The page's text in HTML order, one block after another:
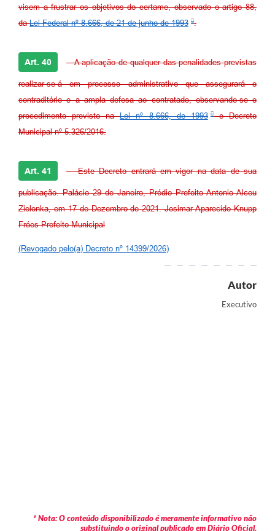
visem a frustrar os objetivos do certame, observado o artigo 88,
daLei Federal nº 8.666, de 21 de junho de 1993 .
Art. 40 - A aplicação de qualquer das penalidades previstas
realizar-se-á em processo administrativo que assegurará o
contraditório e a ampla defesa ao contratado, observando-se o
procedimento previsto naLei nº 8.666, de 1993 e Decreto
Municipal nº 5.326/2016.
Art. 41 - Este Decreto entrará em vigor na data de sua
publicação. Palácio 29 de Janeiro, Prédio Prefeito Antonio Alceu
Zielonka, em 17 de Dezembro de 2021. Josimar Aparecido Knupp
Fróes Prefeito Municipal
(Revogado pelo(a) Decreto nº 14399/2026)
Autor
Executivo
* Nota: O conteúdo disponibilizado é meramente informativo não
substituindo o original publicado em Diário Oficial.